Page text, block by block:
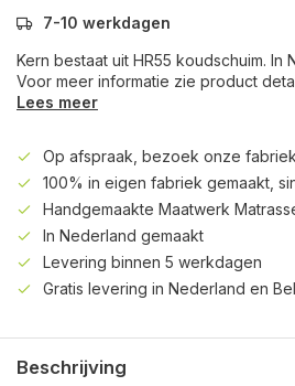
7-10 werkdagen
Kern bestaat uit HR55 koudschuim. In
Voor meer informatie zie product
Lees meer
Op afspraak, bezoek onze
100% in eigen fabriek gemaakt,
Handgemaakte Maatwerk
In Nederland gemaakt
Levering binnen 5 werkdagen
Gratis levering in Nederland en
Beschrijving